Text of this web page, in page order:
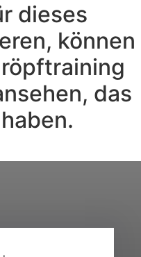
dieses
können
das